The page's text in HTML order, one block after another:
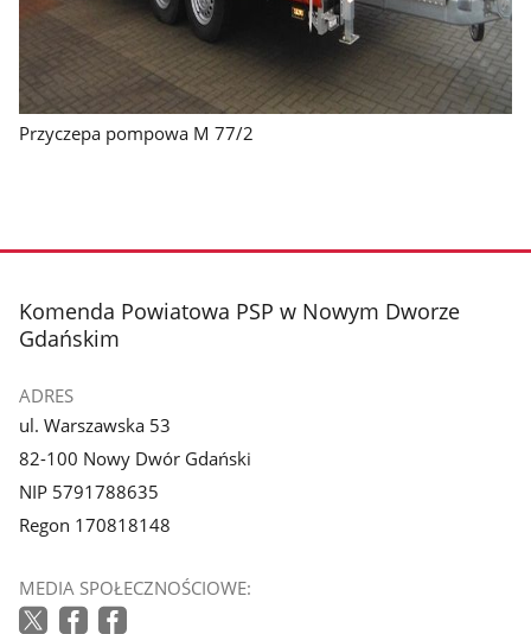
Przyczepa pompowa M 77/2
stopka
Komenda Powiatowa PSP w Nowym Dworze
Gdańskim
ADRES
ul. Warszawska 53
82-100 Nowy Dwór Gdański
NIP 5791788635
Regon 170818148
MEDIA SPOŁECZNOŚCIOWE: